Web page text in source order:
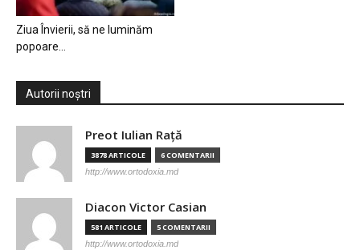
Ziua Învierii, să ne luminăm
popoare…
Autorii noștri
Preot Iulian Raţă
3878 ARTICOLE 6 COMENTARII
http://www.ortodoxia.md
Diacon Victor Casian
581 ARTICOLE 5 COMENTARII
http://www.ortodoxia.md